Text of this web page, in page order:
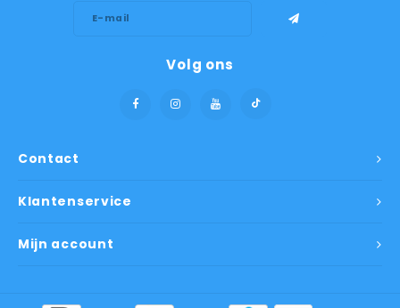
Contact
Volg ons
Klantenservice
Mijn account